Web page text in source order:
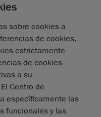
sobre cookies a
de cookies,
estrictamente
de cookies
a su
Centro de
específicamente las
funcionales y las